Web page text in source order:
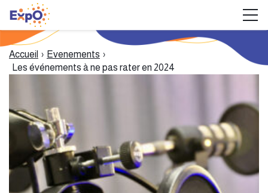
L’association
Vivre avec l’obésité
Ressources
Mon Poids Ma Santé
Contact
Accueil › Evenements ›
Les événements à ne pas rater en 2024